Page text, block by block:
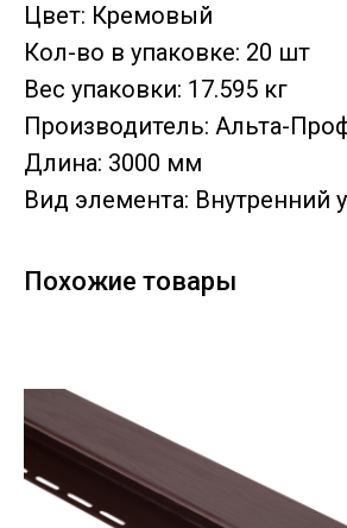
Цвет: Кремовый
Кол-во в упаковке: 20 шт
Вес упаковки: 17.595 кг
Производитель: Альта-
Длина: 3000 мм
Вид элемента: Внутренний
Похожие товары